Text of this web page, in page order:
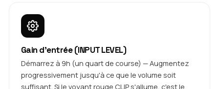
Gain d'entrée (INPUT LEVEL)
Démarrez à 9h (un quart de course) — Augmentez
progressivement jusqu'à ce que le volume soit
suffisant. Si le voyant rouge CLIP s'allume, c'est le